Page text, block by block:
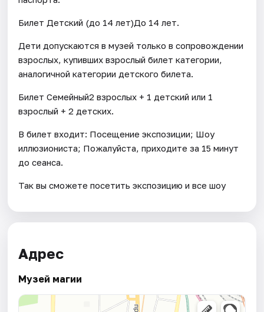
Билет Детский (до 14 лет)До 14 лет.
Дети допускаются в музей только в сопровождении
взрослых, купивших взрослый билет категории,
аналогичной категории детского билета.
Билет Семейный2 взрослых + 1 детский или 1
взрослый + 2 детских.
В билет входит: Посещение экспозиции; Шоу
иллюзиониста; Пожалуйста, приходите за 15 минут
до сеанса.
Так вы сможете посетить экспозицию и все шоу
Адрес
Музей магии